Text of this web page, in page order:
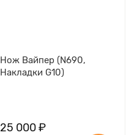
Нож Вайпер (N690,
Накладки G10)
25 000 ₽